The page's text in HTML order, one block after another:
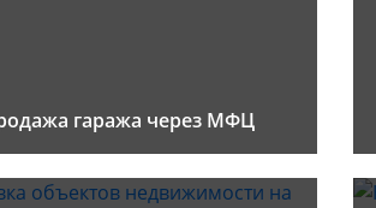
гаража через МФЦ